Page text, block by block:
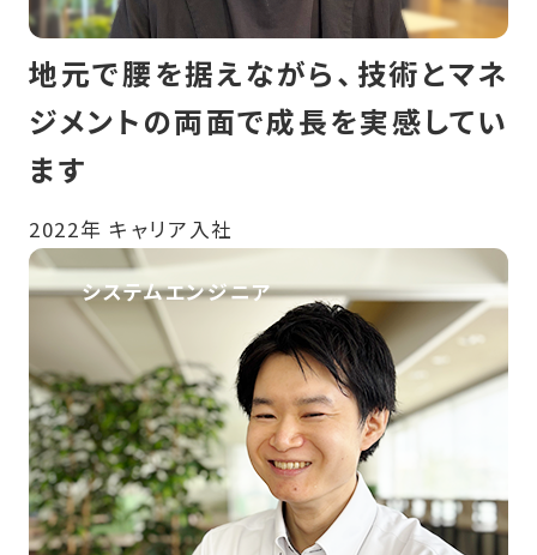
地元で腰を据えながら、技術とマネ
ジメントの両面で成長を実感してい
ます
2022年 キャリア入社
システムエンジニア